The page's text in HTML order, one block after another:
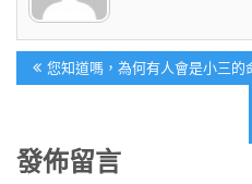
文
章
覽
Previous
Post:
您知道嗎，為何有人會是小三的
發佈留言